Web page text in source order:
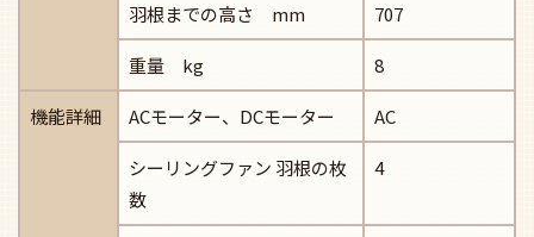
羽根までの高さ mm 707
重量 kg 8
機能詳細 ACモーター、DCモーター AC
シーリングファン 羽根の枚
数
4